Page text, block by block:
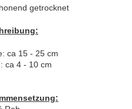
getrocknet
ca 15 - 25 cm
ca 4 - 10 cm